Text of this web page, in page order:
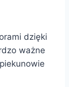
dzięki
ważne